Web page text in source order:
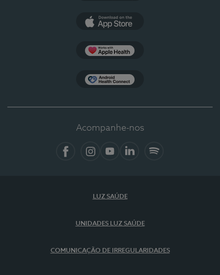
Acompanhe-nos
LUZ SAÚDE
UNIDADES LUZ SAÚDE
COMUNICAÇÃO DE IRREGULARIDADES